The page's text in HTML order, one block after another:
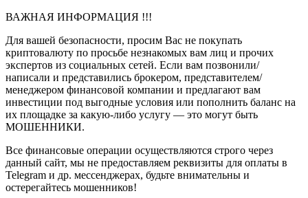
ВАЖНАЯ ИНФОРМАЦИЯ !!!
Для вашей безопасности, просим Вас не покупать
криптовалюту по просьбе незнакомых вам лиц и прочих
экспертов из социальных сетей. Если вам позвонили/
написали и представились брокером, представителем/
менеджером финансовой компании и предлагают вам
инвестиции под выгодные условия или пополнить баланс на
их площадке за какую-либо услугу — это могут быть
МОШЕННИКИ.
Все финансовые операции осуществляются строго через
данный сайт, мы не предоставляем реквизиты для оплаты в
Telegram и др. мессенджерах, будьте внимательны и
остерегайтесь мошенников!